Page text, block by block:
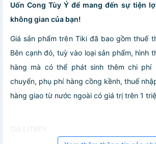
Uốn Cong Tùy Ý để mang đến sự tiện
không gian của bạn!
Giá sản phẩm trên Tiki đã bao gồm thuế
Bên cạnh đó, tuỳ vào loại sản phẩm, hình
hàng mà có thể phát sinh thêm chi phí
chuyển, phụ phí hàng cồng kềnh, thuế
hàng giao từ nước ngoài có giá trị trên 1
Giá LITKEY